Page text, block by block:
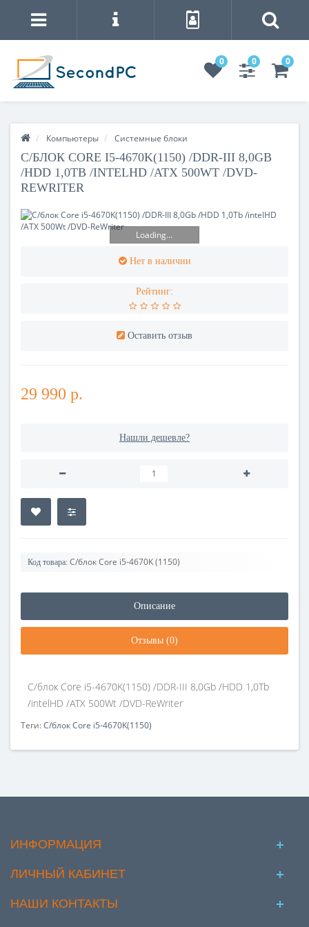
0 0 0
Компьютеры Системные блоки
С/БЛОК CORE I5-4670K(1150) /DDR-III 8,0GB
/HDD 1,0TB /INTELHD /ATX 500WT /DVD-
REWRITER
Loading...
Нет в наличии
Рейтинг:
Оставить отзыв
29 990 р.
Нашли дешевле?
Код товара: С/блок Core i5-4670K (1150)
Описание
Отзывы (0)
С/блок Core i5-4670K(1150) /DDR-III 8,0Gb /HDD 1,0Tb
/intelHD /ATX 500Wt /DVD-ReWriter
Теги:С/блок Core i5-4670K(1150)
ИНФОРМАЦИЯ
ЛИЧНЫЙ КАБИНЕТ
НАШИ КОНТАКТЫ